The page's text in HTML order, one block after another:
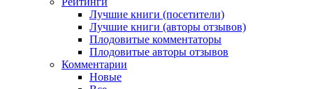
Лучшие книги (посетители)
Лучшие книги (авторы отзывов)
Плодовитые комментаторы
Плодовитые авторы отзывов
Комментарии
Новые